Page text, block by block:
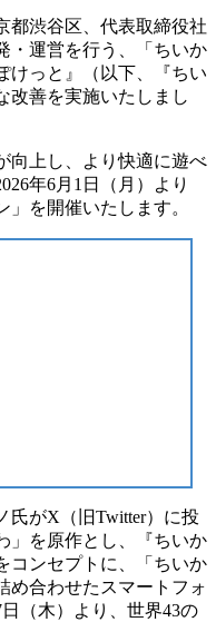
都渋谷区、代表取締役社
・運営を行う、「ちいか
けっと』（以下、『ちい
改善を実施いたしまし
向上し、より快適に遊べ
年6月1日（月）より
」を開催いたします。
氏がX（旧Twitter）に投
」を原作とし、『ちいか
コンセプトに、「ちいか
め合わせたスマートフォ
（木）より、世界43の